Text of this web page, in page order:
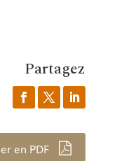
Partagez
en PDF